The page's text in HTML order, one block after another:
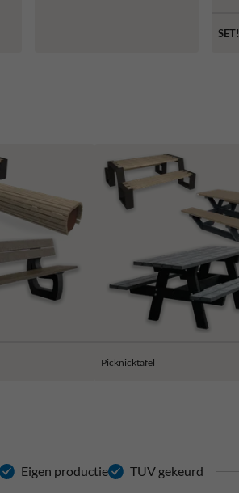
SET!
Picknicktafel
Eigen productie TUV gekeurd